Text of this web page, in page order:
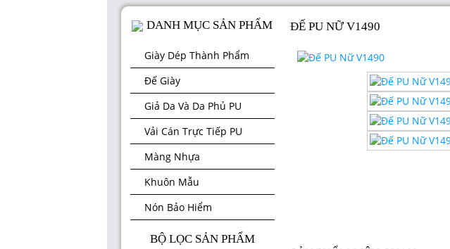
DANH MỤC SẢN PHẨM
Giày Dép Thành Phẩm
Đế Giày
Giả Da Và Da Phủ PU
Vải Cán Trực Tiếp PU
Màng Nhựa
Khuôn Mẫu
Nón Bảo Hiểm
BỘ LỌC SẢN PHẨM
ĐẾ PU NỮ V1490